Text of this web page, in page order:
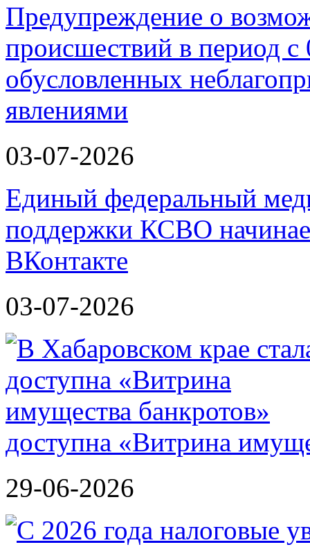
Предупреждение о
происшествий в период
обусловленных
явлениями
03-07-2026
Единый федеральный
поддержки КСВО
ВКонтакте
03-07-2026
доступна «Витрина
29-06-2026